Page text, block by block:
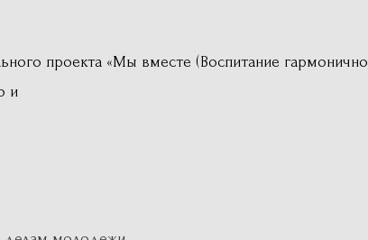
проекта «Мы вместе (Воспитание гармонично
и